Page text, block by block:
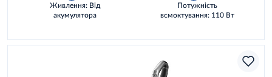
Живлення: Від
акумулятора
Потужність
всмоктування: 110 Вт